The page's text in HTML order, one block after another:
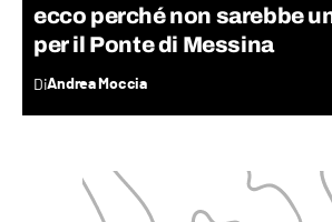
ecco perché non sarebbe
per il Ponte di Messina
DiAndrea Moccia